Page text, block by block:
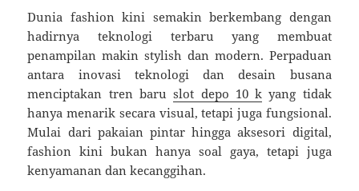
Dunia fashion kini semakin berkembang dengan
hadirnya teknologi terbaru yang membuat
penampilan makin stylish dan modern. Perpaduan
antara inovasi teknologi dan desain busana
menciptakan tren baruslot depo 10 k yang tidak
hanya menarik secara visual, tetapi juga fungsional.
Mulai dari pakaian pintar hingga aksesori digital,
fashion kini bukan hanya soal gaya, tetapi juga
kenyamanan dan kecanggihan.